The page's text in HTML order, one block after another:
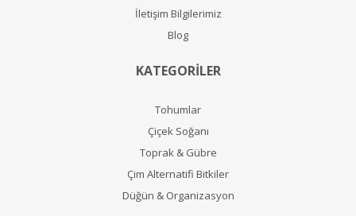
İletişim Bilgilerimiz
Blog
KATEGORİLER
Tohumlar
Çiçek Soğanı
Toprak & Gübre
Çim Alternatifi Bitkiler
Düğün & Organizasyon